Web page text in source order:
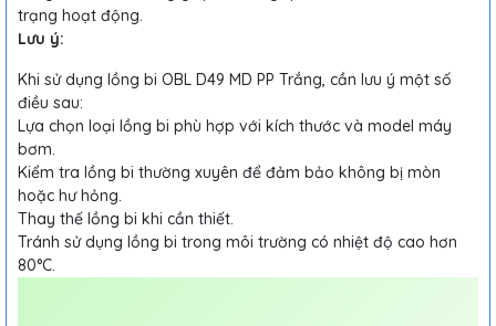
trạng hoạt động.
Lưu ý:
Khi sử dụng lồng bi OBL D49 MD PP Trắng, cần lưu ý một số
điều sau:
Lựa chọn loại lồng bi phù hợp với kích thước và model máy
bơm.
Kiểm tra lồng bi thường xuyên để đảm bảo không bị mòn
hoặc hư hỏng.
Thay thế lồng bi khi cần thiết.
Tránh sử dụng lồng bi trong môi trường có nhiệt độ cao hơn
80°C.